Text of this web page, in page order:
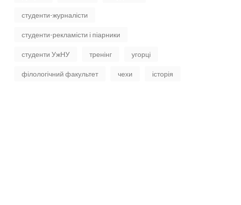
студенти-журналісти
студенти-рекламісти і піарники
студенти УжНУ тренінг угорці
філологічний факультет чехи історія